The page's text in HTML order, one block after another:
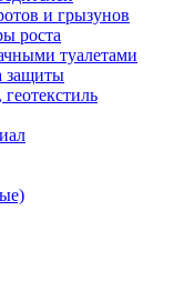
и грызунов
роста
туалетами
защиты